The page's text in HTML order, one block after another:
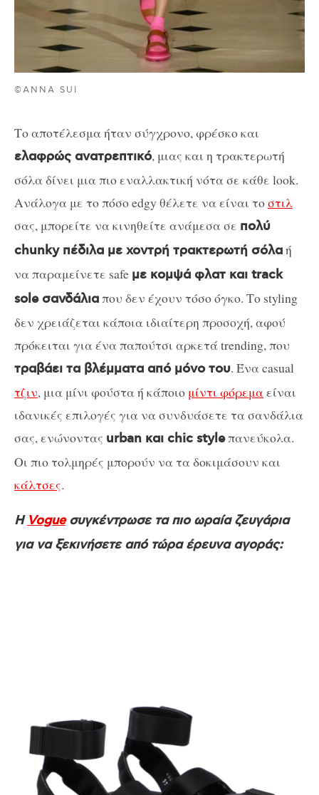
©ANNA SUI
Το αποτέλεσμα ήταν σύγχρονο, φρέσκο και
ελαφρώς ανατρεπτικό, μιας και η τρακτερωτή
σόλα δίνει μια πιο εναλλακτική νότα σε κάθε look.
Ανάλογα με το πόσο edgy θέλετε να είναι τοστιλ
σας, μπορείτε να κινηθείτε ανάμεσα σε πολύ
chunky πέδιλα με χοντρή τρακτερωτή σόλαή
να παραμείνετε safe με κομψά φλατ και track
sole σανδάλιαπου δεν έχουν τόσο όγκο. Το styling
δεν χρειάζεται κάποια ιδιαίτερη προσοχή, αφού
πρόκειται για ένα παπούτσι αρκετά trending, που
τραβάει τα βλέμματα από μόνο του. Ένα casual
τζιν, μια μίνι φούστα ή κάποιο μίντι φόρεμαείναι
ιδανικές επιλογές για να συνδυάσετε τα σανδάλια
σας, ενώνοντας urban και chic styleπανεύκολα.
Οι πιο τολμηρές μπορούν να τα δοκιμάσουν και
κάλτσες.
Η Vogueσυγκέντρωσε τα πιο ωραία ζευγάρια
για να ξεκινήσετε από τώρα έρευνα αγοράς: